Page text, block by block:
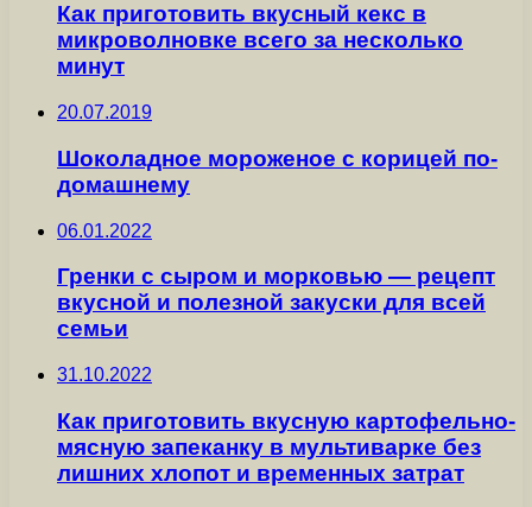
Как приготовить вкусный кекс в
микроволновке всего за несколько
минут
20.07.2019
Шоколадное мороженое с корицей по-
домашнему
06.01.2022
Гренки с сыром и морковью — рецепт
вкусной и полезной закуски для всей
семьи
31.10.2022
Как приготовить вкусную картофельно-
мясную запеканку в мультиварке без
лишних хлопот и временных затрат